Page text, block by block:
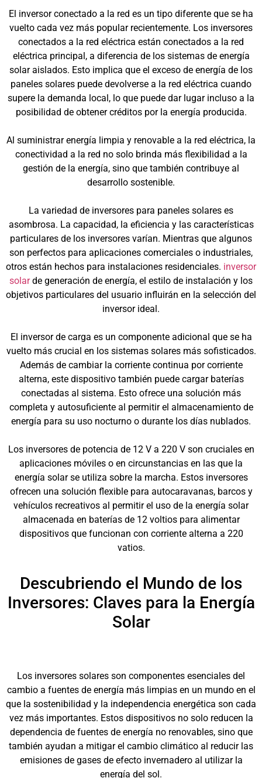
El inversor conectado a la red es un tipo diferente que se ha
vuelto cada vez más popular recientemente. Los inversores
conectados a la red eléctrica están conectados a la red
eléctrica principal, a diferencia de los sistemas de energía
solar aislados. Esto implica que el exceso de energía de los
paneles solares puede devolverse a la red eléctrica cuando
supere la demanda local, lo que puede dar lugar incluso a la
posibilidad de obtener créditos por la energía producida.
Al suministrar energía limpia y renovable a la red eléctrica, la
conectividad a la red no solo brinda más flexibilidad a la
gestión de la energía, sino que también contribuye al
desarrollo sostenible.
La variedad de inversores para paneles solares es
asombrosa. La capacidad, la eficiencia y las características
particulares de los inversores varían. Mientras que algunos
son perfectos para aplicaciones comerciales o industriales,
otros están hechos para instalaciones residenciales. inversor
solarde generación de energía, el estilo de instalación y los
objetivos particulares del usuario influirán en la selección del
inversor ideal.
El inversor de carga es un componente adicional que se ha
vuelto más crucial en los sistemas solares más sofisticados.
Además de cambiar la corriente continua por corriente
alterna, este dispositivo también puede cargar baterías
conectadas al sistema. Esto ofrece una solución más
completa y autosuficiente al permitir el almacenamiento de
energía para su uso nocturno o durante los días nublados.
Los inversores de potencia de 12 V a 220 V son cruciales en
aplicaciones móviles o en circunstancias en las que la
energía solar se utiliza sobre la marcha. Estos inversores
ofrecen una solución flexible para autocaravanas, barcos y
vehículos recreativos al permitir el uso de la energía solar
almacenada en baterías de 12 voltios para alimentar
dispositivos que funcionan con corriente alterna a 220
vatios.
Descubriendo el Mundo de los
Inversores: Claves para la Energía
Solar
Los inversores solares son componentes esenciales del
cambio a fuentes de energía más limpias en un mundo en el
que la sostenibilidad y la independencia energética son cada
vez más importantes. Estos dispositivos no solo reducen la
dependencia de fuentes de energía no renovables, sino que
también ayudan a mitigar el cambio climático al reducir las
emisiones de gases de efecto invernadero al utilizar la
energía del sol.